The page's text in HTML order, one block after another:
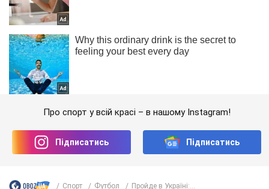
Про спорт у всій красі – в нашому Instagram!
Підписатись Підписатись
Спорт Футбол Пройде в Україні:...